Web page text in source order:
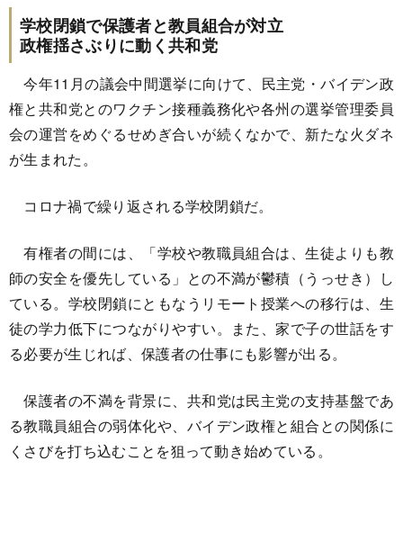
学校閉鎖で保護者と教員組合が対立
政権揺さぶりに動く共和党
今年11月の議会中間選挙に向けて、民主党・バイデン政
権と共和党とのワクチン接種義務化や各州の選挙管理委員
会の運営をめぐるせめぎ合いが続くなかで、新たな火ダネ
が生まれた。
コロナ禍で繰り返される学校閉鎖だ。
有権者の間には、「学校や教職員組合は、生徒よりも教
師の安全を優先している」との不満が鬱積（うっせき）し
ている。学校閉鎖にともなうリモート授業への移行は、生
徒の学力低下につながりやすい。また、家で子の世話をす
る必要が生じれば、保護者の仕事にも影響が出る。
保護者の不満を背景に、共和党は民主党の支持基盤であ
る教職員組合の弱体化や、バイデン政権と組合との関係に
くさびを打ち込むことを狙って動き始めている。